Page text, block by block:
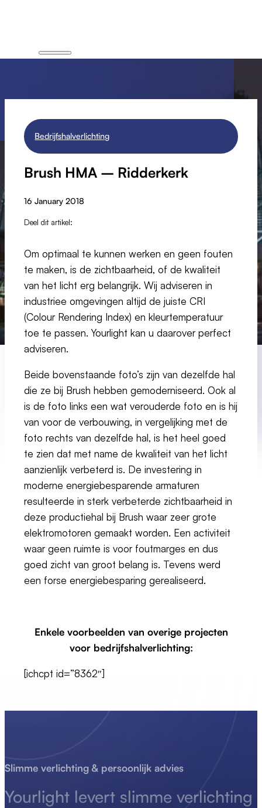
Bedrijfshalverlichting
Brush HMA – Ridderkerk
16 January 2018
Deel dit artikel:
Om optimaal te kunnen werken en geen fouten
te maken, is de zichtbaarheid, of de kwaliteit
van het licht erg belangrijk. Wij adviseren in
industriee omgevingen altijd de juiste CRI
(Colour Rendering Index) en kleurtemperatuur
toe te passen. Yourlight kan u daarover perfect
adviseren.
Beide bovenstaande foto’s zijn van dezelfde hal
die ze bij Brush hebben gemoderniseerd. Ook al
is de foto links een wat verouderde foto en is hij
van voor de verbouwing, in vergelijking met de
foto rechts van dezelfde hal, is het heel goed
te zien dat met name de kwaliteit van het licht
aanzienlijk verbeterd is. De investering in
moderne energiebesparende armaturen
resulteerde in sterk verbeterde zichtbaarheid in
deze productiehal bij Brush waar zeer grote
elektromotoren gemaakt worden. Een activiteit
waar geen ruimte is voor foutmarges en dus
goed zicht van groot belang is. Tevens werd
een forse energiebesparing gerealiseerd.
Enkele voorbeelden van overige projecten
voor bedrijfshalverlichting:
[ichcpt id=”8362″]
Slimme verlichting & persoonlijk advies
Yourlight levert slimme verlichting